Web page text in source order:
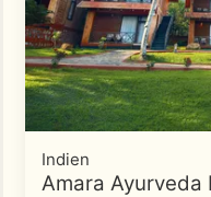
Indien
Amara Ayurveda